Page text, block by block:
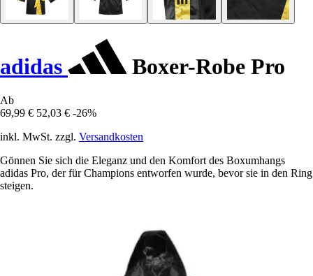
adidas Boxer-Robe Pro
Ab
69,99 € 52,03 € -26%
inkl. MwSt. zzgl. Versandkosten
Gönnen Sie sich die Eleganz und den Komfort des Boxumhangs
adidas Pro, der für Champions entworfen wurde, bevor sie in den Ring
steigen.